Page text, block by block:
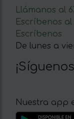
Llámanos al
Escríbenos
Escríbenos
De lunes a
Nuestra app